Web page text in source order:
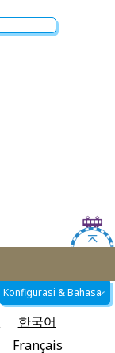
Konfigurasi & Bahasa
한국어
Français